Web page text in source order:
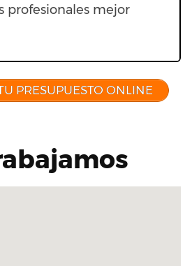
profesionales mejor
PRESUPUESTO ONLINE